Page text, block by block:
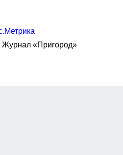
Журнал «Пригород»